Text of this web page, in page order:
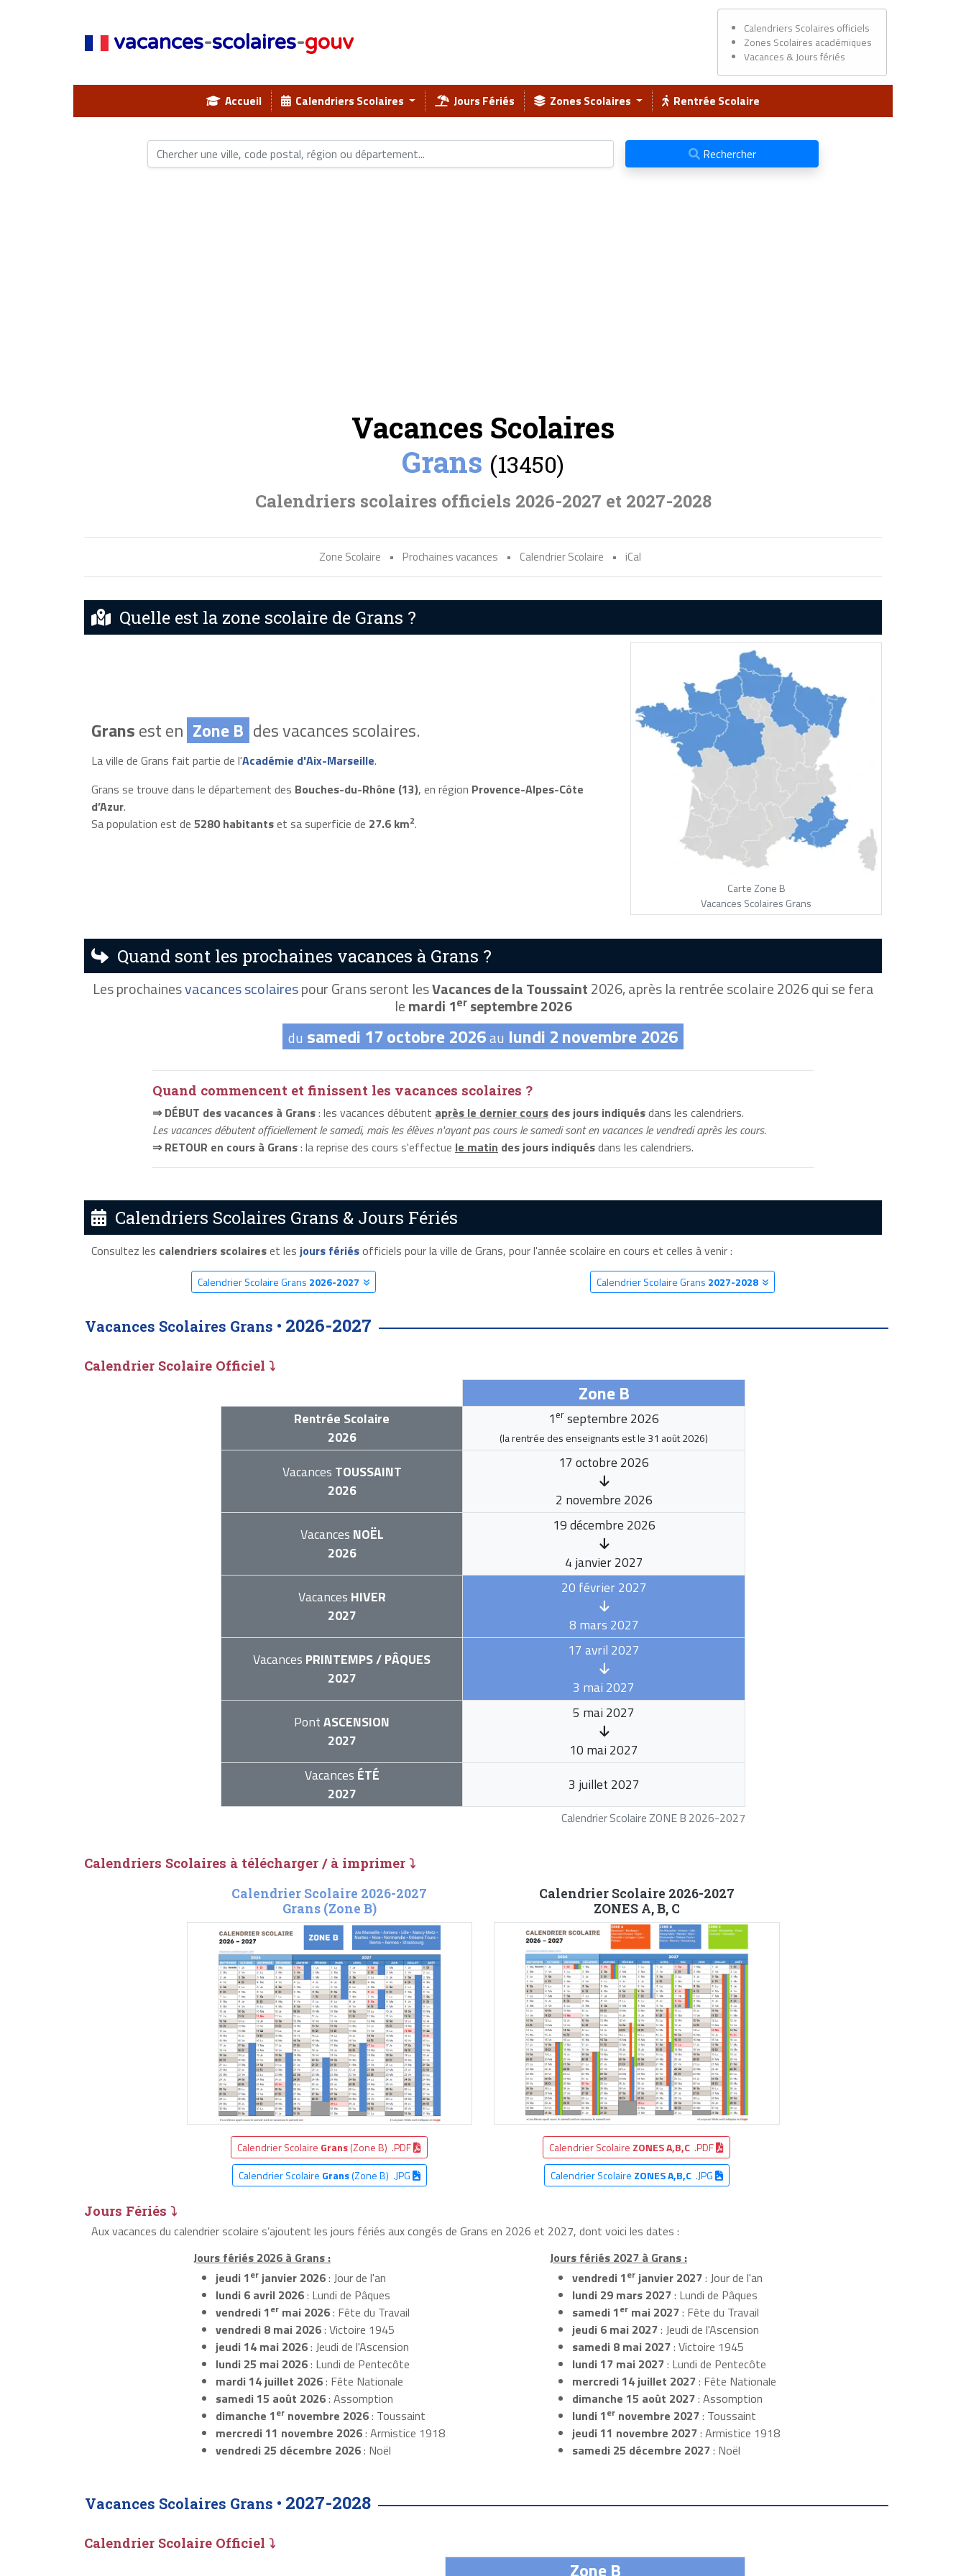
vacances-scolaires-gouv
Calendriers Scolaires officiels
Zones Scolaires académiques
Vacances & Jours fériés
Accueil Calendriers Scolaires Jours Fériés Zones Scolaires Rentrée Scolaire
Rechercher
Vacances Scolaires
Grans (13450)
Calendriers scolaires officiels 2026-2027 et 2027-2028
Zone Scolaire • Prochaines vacances • Calendrier Scolaire • iCal
Quelle est la zone scolaire de Grans ?
Gransest en Zone B des vacances scolaires.
La ville de Grans fait partie de l'Académie d'Aix-Marseille.
Grans se trouve dans le département des Bouches-du-Rhône (13), en région Provence-Alpes-Côte
d’Azur.
Sa population est de 5280 habitantset sa superficie de 27.6 km2.
Carte Zone B
Vacances Scolaires Grans
Quand sont les prochaines vacances à Grans ?
Les prochainesvacances scolairespour Grans seront lesVacances de la Toussaint2026, après la rentrée scolaire 2026 qui se fera
lemardi 1erseptembre 2026
du samedi 17 octobre 2026au lundi 2 novembre 2026
Quand commencent et finissent les vacances scolaires ?
⇒ DÉBUT des vacances à Grans: les vacances débutent après le dernier cours des jours indiquésdans les calendriers.
Les vacances débutent officiellement le samedi, mais les élèves n'ayant pas cours le samedi sont en vacances le vendredi après les cours.
⇒ RETOUR en cours à Grans: la reprise des cours s'effectue le matin des jours indiquésdans les calendriers.
Calendriers Scolaires Grans & Jours Fériés
Consultez les calendriers scolaireset les jours fériésofficiels pour la ville de Grans, pour l'année scolaire en cours et celles à venir :
Calendrier Scolaire Grans 2026-2027 Calendrier Scolaire Grans 2027-2028
Vacances Scolaires Grans • 2026-2027
Calendrier Scolaire Officiel ⤵
Calendrier Scolaire ZONE B 2026-2027
Zone B
Rentrée Scolaire
2026
1 er septembre 2026
(la rentrée des enseignants est le 31 août 2026)
Vacances TOUSSAINT
2026
17 octobre 2026
2 novembre 2026
Vacances NOËL
2026
19 décembre 2026
4 janvier 2027
Vacances HIVER
2027
20 février 2027
8 mars 2027
Vacances PRINTEMPS / PÂQUES
2027
17 avril 2027
3 mai 2027
PontASCENSION
2027
5 mai 2027
10 mai 2027
Vacances ÉTÉ
2027
3 juillet 2027
Calendriers Scolaires à télécharger / à imprimer ⤵
Calendrier Scolaire 2026-2027
Grans (Zone B)
Calendrier Scolaire Grans(Zone B) .PDF
Calendrier Scolaire Grans(Zone B) .JPG
Calendrier Scolaire 2026-2027
ZONES A, B, C
Calendrier Scolaire ZONES A,B,C .PDF
Calendrier Scolaire ZONES A,B,C.JPG
Jours Fériés ⤵
Aux vacances du calendrier scolaire s’ajoutent les jours fériés aux congés de Grans en 2026 et 2027, dont voici les dates :
Jours fériés 2026 à Grans :
jeudi 1erjanvier 2026: Jour de l'an
lundi 6 avril 2026: Lundi de Pâques
vendredi 1ermai 2026: Fête du Travail
vendredi 8 mai 2026: Victoire 1945
jeudi 14 mai 2026: Jeudi de l'Ascension
lundi 25 mai 2026: Lundi de Pentecôte
mardi 14 juillet 2026: Fête Nationale
samedi 15 août 2026: Assomption
dimanche 1ernovembre 2026: Toussaint
mercredi 11 novembre 2026: Armistice 1918
vendredi 25 décembre 2026: Noël
Jours fériés 2027 à Grans :
vendredi 1erjanvier 2027: Jour de l'an
lundi 29 mars 2027: Lundi de Pâques
samedi 1ermai 2027: Fête du Travail
jeudi 6 mai 2027: Jeudi de l'Ascension
samedi 8 mai 2027: Victoire 1945
lundi 17 mai 2027: Lundi de Pentecôte
mercredi 14 juillet 2027: Fête Nationale
dimanche 15 août 2027: Assomption
lundi 1ernovembre 2027: Toussaint
jeudi 11 novembre 2027: Armistice 1918
samedi 25 décembre 2027: Noël
Vacances Scolaires Grans • 2027-2028
Calendrier Scolaire Officiel ⤵
Zone B